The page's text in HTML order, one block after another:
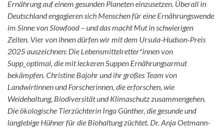
Ernährung auf einem gesunden Planeten einzusetzen. Überall in
Deutschland engagieren sich Menschen für eine Ernährungswende
im Sinne von Slowfood – und das macht Mut in schwierigen
Zeiten. Vier von ihnen dürfen wir mit dem Ursula-Hudson-Preis
2025 auszeichnen: Die Lebensmittelretter*innen von
Supp_optimal, die mit leckeren Suppen Ernährungsarmut
bekämpfen. Christine Bajohr und ihr großes Team von
Landwirtinnen und Forscherinnen, die erforschen, wie
Weidehaltung, Biodiversität und Klimaschutz zusammengehen.
Die ökologische Tierzüchterin Inga Günther, die gesunde und
langlebige Hühner für die Biohaltung züchtet. Dr. Anja Oetmann-